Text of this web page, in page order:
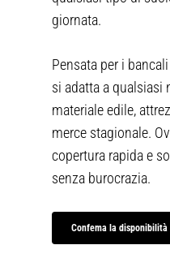
giornata.
Pensata per i
si adatta a qualsiasi
materiale edile,
merce stagionale.
copertura rapida e
senza burocrazia.
Confema la disponibilità